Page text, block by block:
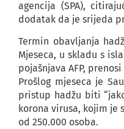
agencija (SPA),
dodatak da je srijeda
Termin obavljanja
Mjeseca, u skladu s
pojašnjava AFP, prenosi
Prošlog mjeseca je
pristup hadžu biti
korona virusa, kojim je
od 250.000 osoba.